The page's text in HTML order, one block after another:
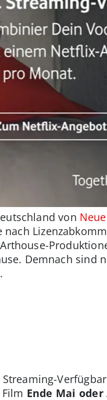
von
Demnach sind
Ende Mai oder